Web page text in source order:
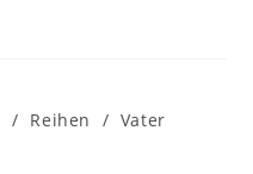
/ Reihen / Vater